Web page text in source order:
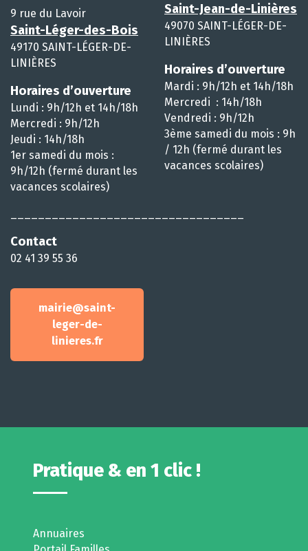
9 rue du Lavoir
Saint-Léger-des-Bois
49170 SAINT-LÉGER-DE-
LINIÈRES
Horaires d’ouverture
Lundi : 9h/12h et 14h/18h
Mercredi : 9h/12h
Jeudi : 14h/18h
1er samedi du mois :
9h/12h (fermé durant les
vacances scolaires)
Contact
02 41 39 55 36
mairie@saint-
leger-de-
linieres.fr
Saint-Jean-de-Linières
49070 SAINT-LÉGER-DE-
LINIÈRES
Horaires d’ouverture
Mardi : 9h/12h et 14h/18h
Mercredi : 14h/18h
Vendredi : 9h/12h
3ème samedi du mois : 9h
/ 12h (fermé durant les
vacances scolaires)
Pratique & en 1 clic !
Annuaires